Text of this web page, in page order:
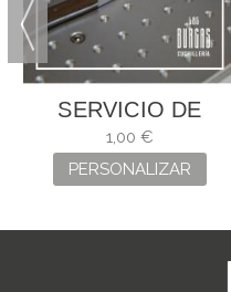
SERVICIO DE
GRABADO
1,00 €
PERSONALIZAR